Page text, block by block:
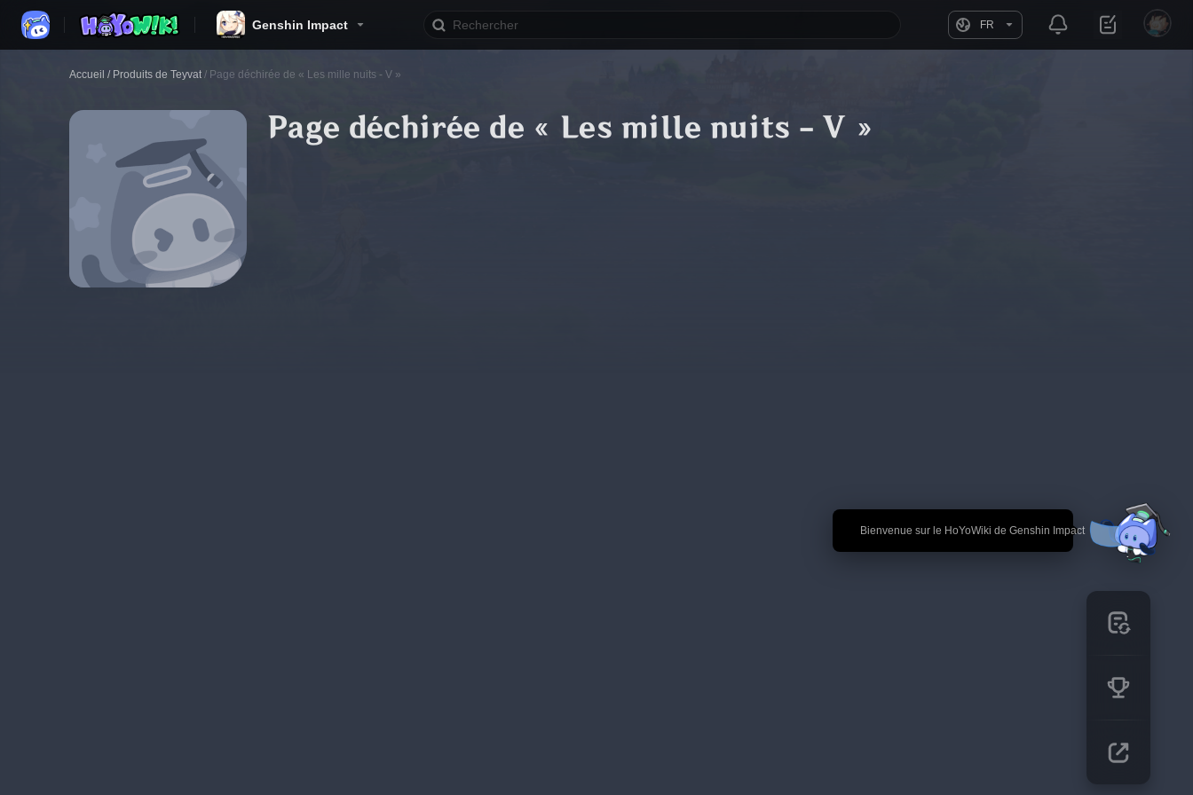
Genshin Impact FR
🎉 Bienvenue sur le HoYoWiki de Genshin Impact
Accueil / Produits de Teyvat / Page déchirée de « Les mille nuits - V »
Page déchirée de « Les mille nuits - V »